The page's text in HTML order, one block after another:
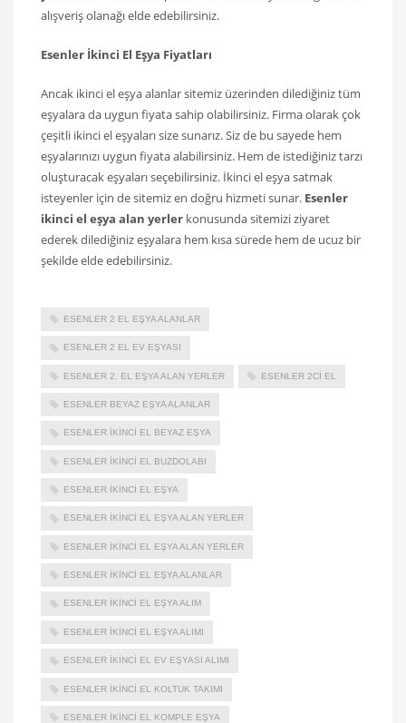
alışveriş olanağı elde edebilirsiniz.
Esenler İkinci El Eşya Fiyatları
Ancak ikinci el eşya alanlar sitemiz üzerinden dilediğiniz tüm
eşyalara da uygun fiyata sahip olabilirsiniz. Firma olarak çok
çeşitli ikinci el eşyaları size sunarız. Siz de bu sayede hem
eşyalarınızı uygun fiyata alabilirsiniz. Hem de istediğiniz tarzı
oluşturacak eşyaları seçebilirsiniz. İkinci el eşya satmak
isteyenler için de sitemiz en doğru hizmeti sunar. Esenler
ikinci el eşya alan yerler konusunda sitemizi ziyaret
ederek dilediğiniz eşyalara hem kısa sürede hem de ucuz bir
şekilde elde edebilirsiniz.
ESENLER 2 EL EŞYA ALANLAR
ESENLER 2 EL EV EŞYASI
ESENLER 2. EL EŞYA ALAN YERLER ESENLER 2CI EL
ESENLER BEYAZ EŞYA ALANLAR
ESENLER IKINCI EL BEYAZ EŞYA
ESENLER IKINCI EL BUZDOLABI
ESENLER İKINCI EL EŞYA
ESENLER İKINCI EL EŞYA ALAN YERLER
ESENLER IKINCI EL EŞYA ALAN YERLER
ESENLER IKINCI EL EŞYA ALANLAR
ESENLER IKINCI EL EŞYA ALIM
ESENLER IKINCI EL EŞYA ALIMI
ESENLER IKINCI EL EV EŞYASI ALIMI
ESENLER IKINCI EL KOLTUK TAKIMI
ESENLER IKINCI EL KOMPLE EŞYA